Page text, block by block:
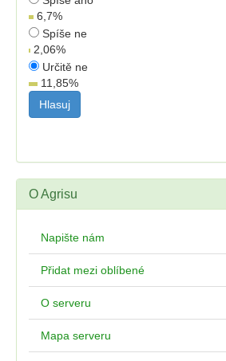
6,7%
Spíše ne
2,06%
Určitě ne
11,85%
O Agrisu
Napište nám
Přidat mezi oblíbené
O serveru
Mapa serveru